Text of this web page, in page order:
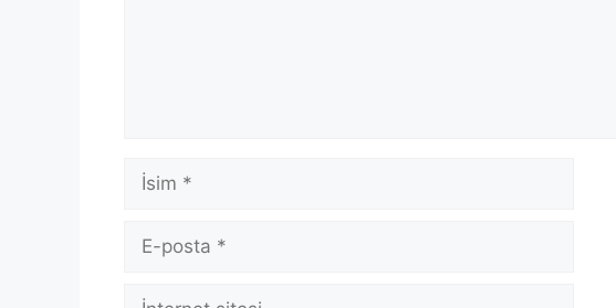
İsim
posta
İnternet